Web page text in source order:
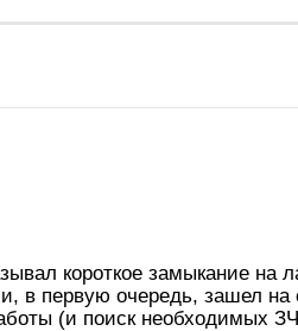
короткое замыкание на
в первую очередь, зашел
(и поиск необходимых